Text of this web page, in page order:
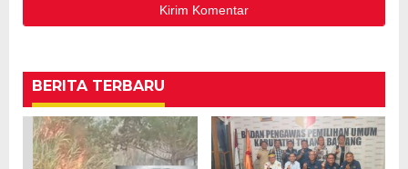
BERITA TERBARU